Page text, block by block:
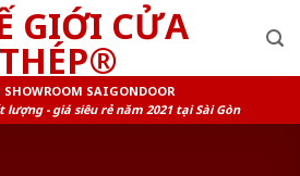
SHOWROOM SAIGONDOOR
- giá siêu rẻ năm 2021 tại Sài Gòn